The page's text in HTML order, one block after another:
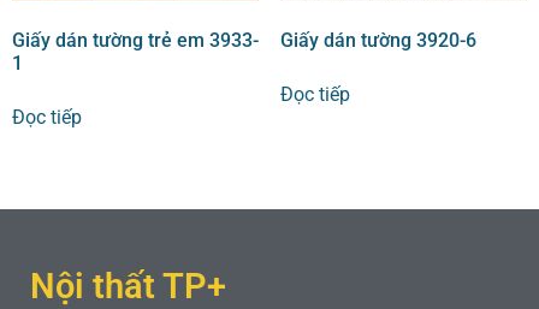
Giấy dán tường trẻ em 3933-
1
Đọc tiếp
Giấy dán tường 3920-6
Đọc tiếp
Nội thất TP+